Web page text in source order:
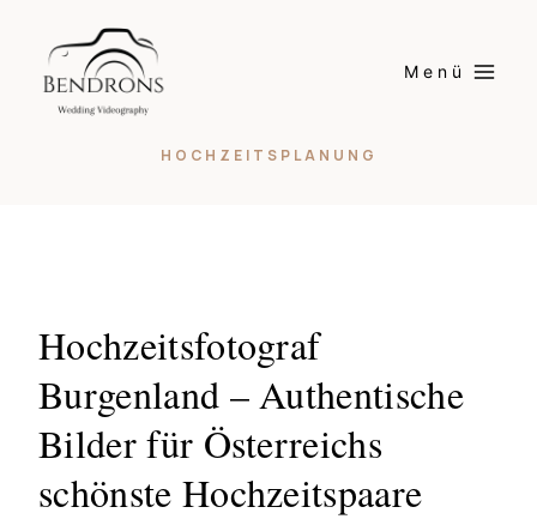
content
Menü
HOCHZEITSPLANUNG
Hochzeitsfotograf
Burgenland – Authentische
Bilder für Österreichs
schönste Hochzeitspaare